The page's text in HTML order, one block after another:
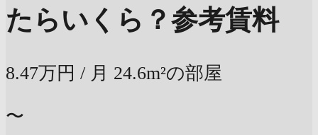
たらいくら？参考賃料
8.47万円 / 月 24.6m²の部屋
〜